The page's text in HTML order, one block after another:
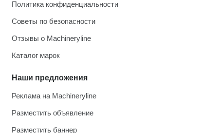
Политика конфиденциальности
Советы по безопасности
Отзывы о Machineryline
Каталог марок
Наши предложения
Реклама на Machineryline
Разместить объявление
Разместить баннер